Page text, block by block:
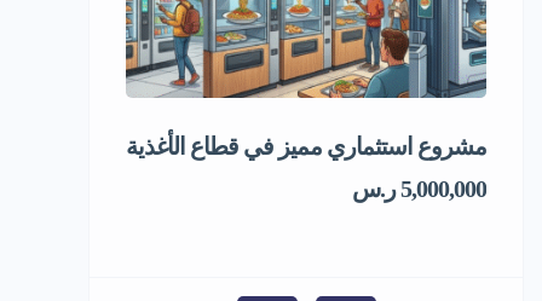
مشروع استثماري مميز في قطاع الأغذية
5,000,000 ر.س